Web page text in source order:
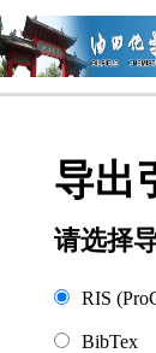
导出
请选择
RIS
BibTex